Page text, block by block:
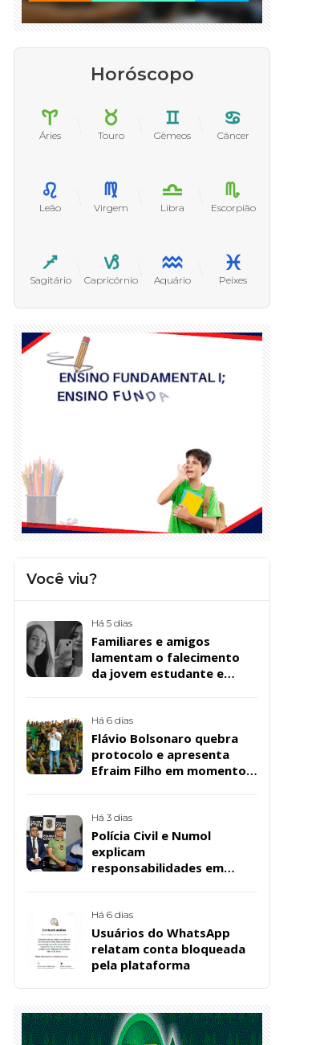
Horóscopo
Áries Touro Gêmeos Câncer
Leão Virgem Libra Escorpião
Sagitário Capricórnio Aquário Peixes
Você viu?
Há 5 dias
Familiares e amigos
lamentam o falecimento
da jovem estudante e
Santos, em Patos
Há 6 dias
Flávio Bolsonaro quebra
protocolo e apresenta
Efraim Filho em momento
Há 3 dias
Polícia Civil e Numol
explicam
responsabilidades em
encontrado em residência,
em Patos
Há 6 dias
Usuários do WhatsApp
relatam conta bloqueada
pela plataforma